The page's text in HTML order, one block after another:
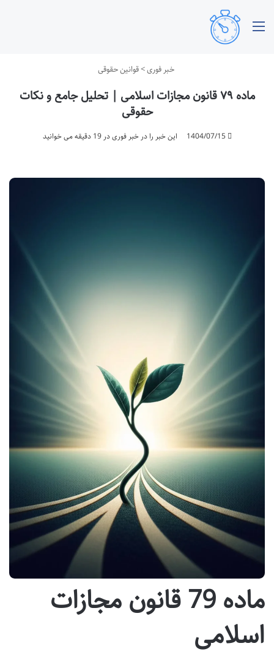
خبر فوری>قوانین حقوقی
ماده ۷۹ قانون مجازات اسلامی | تحلیل جامع و نکات
حقوقی
1404/07/15 این خبر را در خبر فوری در 19 دقیقه می خوانید
ماده 79 قانون مجازات
اسلامی